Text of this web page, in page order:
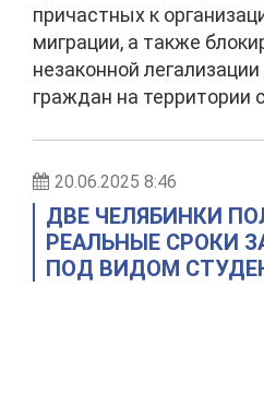
причастных к
миграции, а также
незаконной
граждан на территории
20.06.2025 8:46
ДВЕ ЧЕЛЯБИНКИ
РЕАЛЬНЫЕ СРОКИ
ПОД ВИДОМ